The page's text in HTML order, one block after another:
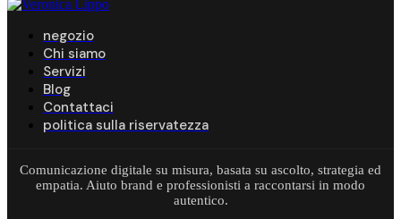
negozio
Chi siamo
Servizi
Blog
Contattaci
politica sulla riservatezza
Comunicazione digitale su misura, basata su ascolto, strategia ed
empatia. Aiuto brand e professionisti a raccontarsi in modo
autentico.